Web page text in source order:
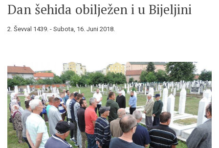
Dan šehida obilježen i u Bijeljini
2. Ševval 1439. - Subota, 16. Juni 2018.